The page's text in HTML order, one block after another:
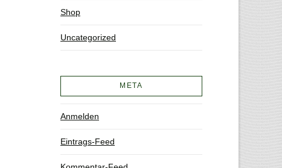
Shop
Uncategorized
META
Anmelden
Eintrags-Feed